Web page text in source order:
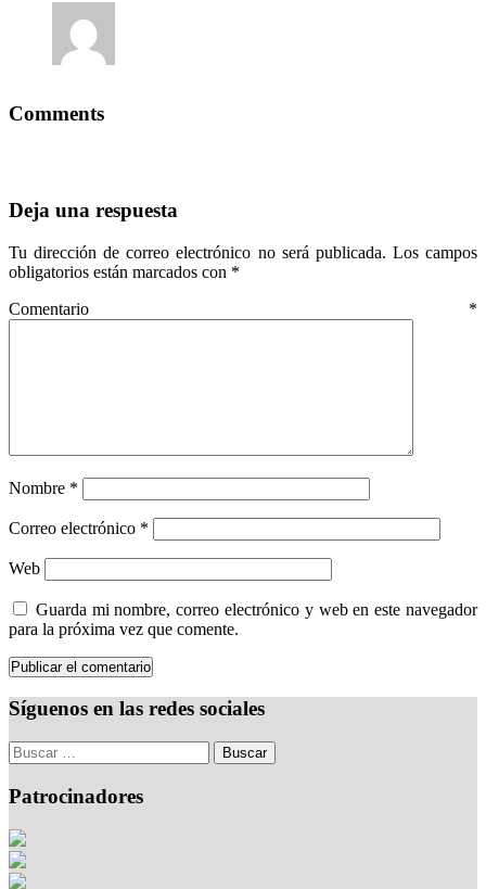
Comments
Deja una respuesta
Tu dirección de correo electrónico no será publicada. Los campos
obligatorios están marcados con *
Comentario *
Nombre *
Correo electrónico *
Web
Guarda mi nombre, correo electrónico y web en este navegador
para la próxima vez que comente.
Síguenos en las redes sociales
Patrocinadores